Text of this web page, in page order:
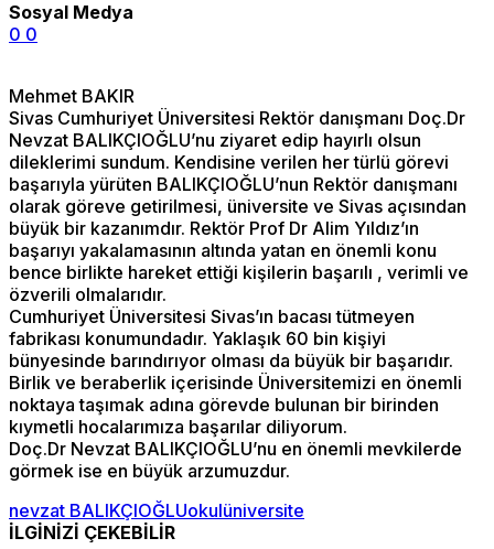
Sosyal Medya
0 0
Mehmet BAKIR
Sivas Cumhuriyet Üniversitesi Rektör danışmanı Doç.Dr
Nevzat BALIKÇIOĞLU’nu ziyaret edip hayırlı olsun
dileklerimi sundum. Kendisine verilen her türlü görevi
başarıyla yürüten BALIKÇIOĞLU’nun Rektör danışmanı
olarak göreve getirilmesi, üniversite ve Sivas açısından
büyük bir kazanımdır. Rektör Prof Dr Alim Yıldız’ın
başarıyı yakalamasının altında yatan en önemli konu
bence birlikte hareket ettiği kişilerin başarılı , verimli ve
özverili olmalarıdır.
Cumhuriyet Üniversitesi Sivas’ın bacası tütmeyen
fabrikası konumundadır. Yaklaşık 60 bin kişiyi
bünyesinde barındırıyor olması da büyük bir başarıdır.
Birlik ve beraberlik içerisinde Üniversitemizi en önemli
noktaya taşımak adına görevde bulunan bir birinden
kıymetli hocalarımıza başarılar diliyorum.
Doç.Dr Nevzat BALIKÇIOĞLU’nu en önemli mevkilerde
görmek ise en büyük arzumuzdur.
nevzat BALIKÇIOĞLUokulüniversite
İLGİNİZİ ÇEKEBİLİR